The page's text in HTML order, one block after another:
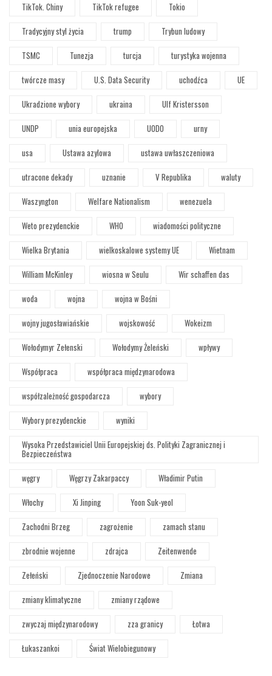
TikTok. Chiny
TikTok refugee
Tokio
Tradycyjny styl życia
trump
Trybun ludowy
TSMC
Tunezja turcja
turystyka wojenna
twórcze masy
U.S. Data Security uchodźca
UE
Ukradzione wybory
ukraina
Ulf Kristersson
UNDP
unia europejska UODO
urny
usa
Ustawa azylowa
ustawa uwłaszczeniowa
utracone dekady
uznanie V Republika
waluty
Waszyngton
Welfare Nationalism
wenezuela
Weto prezydenckie
WHO
wiadomości polityczne
Wielka Brytania
wielkoskalowe systemy UE
Wietnam
William McKinley
wiosna w Seulu
Wir schaffen das
woda
wojna
wojna w Bośni
wojny jugosławiańskie
wojskowość
Wokeizm
Wołodymyr Zełenski
Wołodymy Żeleński
wpływy
Współpraca
współpraca międzynarodowa
współzależność gospodarcza
wybory
Wybory prezydenckie
wyniki
Wysoka Przedstawiciel Unii Europejskiej ds. Polityki Zagranicznej i
Bezpieczeństwa
węgry
Węgrzy Zakarpaccy
Władimir Putin
Włochy
Xi Jinping
Yoon Suk-yeol
Zachodni Brzeg
zagrożenie
zamach stanu
zbrodnie wojenne
zdrajca
Zeitenwende
Zełeński
Zjednoczenie Narodowe
Zmiana
zmiany klimatyczne
zmiany rządowe
zwyczaj międzynarodowy
zza granicy
Łotwa
Łukaszankoi
Świat Wielobiegunowy